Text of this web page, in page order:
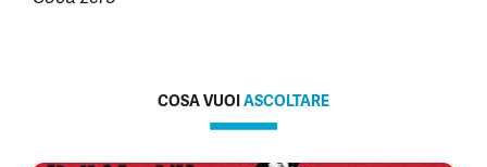
COSA VUOIASCOLTARE